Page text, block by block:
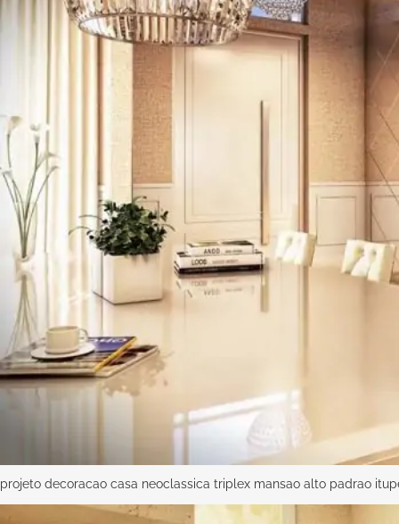
projeto decoracao casa neoclassica triplex mansao alto padrao